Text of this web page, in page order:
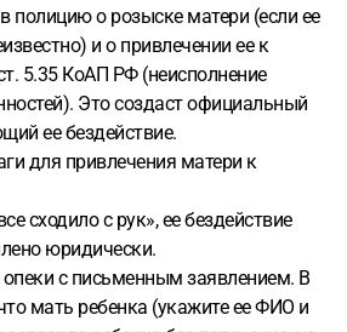
полицию о розыске матери (если ее
и о привлечении ее к
5.35 КоАП РФ (неисполнение
Это создаст официальный
ее бездействие.
для привлечения матери к
сходило с рук», ее бездействие
юридически.
опеки с письменным заявлением. В
мать ребенка (укажите ее ФИО и